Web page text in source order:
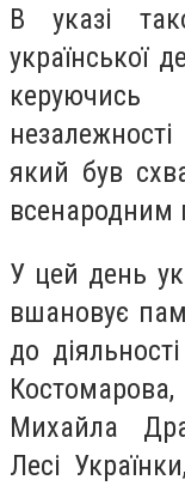
В указі
української
який був
всенародним
У цей день
вшановує
до
Михайла
Лесі